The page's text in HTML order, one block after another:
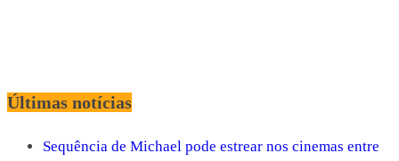
Últimas notícias
Sequência de Michael pode estrear nos cinemas entre